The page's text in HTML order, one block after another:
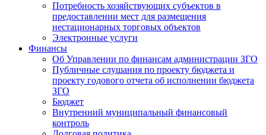
Потребность хозяйствующих субъектов в
предоставлении мест для размещения
нестационарных торговых объектов
Электронные услуги
Финансы
Об Управлении по финансам администрации ЗГО
Публичные слушания по проекту бюджета и
проекту годового отчета об исполнении бюджета
ЗГО
Бюджет
Внутренний муниципальный финансовый
контроль